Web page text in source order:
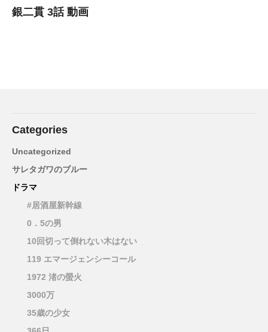
銀二貫 3話 動画
Categories
Uncategorized
サレタガワのブルー
ドラマ
#居酒屋新幹線
0．5の男
10回切って倒れない木はない
119 エマージェンシーコール
1972 渚の螢火
3000万
35歳の少女